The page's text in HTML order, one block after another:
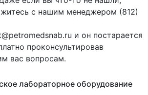
с нашим менеджером (812)
и он постарается
проконсультировав
вас вопросам.
лабораторное оборудование